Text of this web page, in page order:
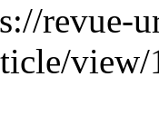
revue-
view/